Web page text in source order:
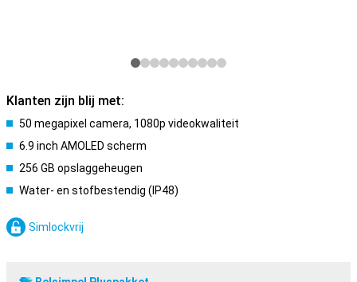
Klanten zijn blij met:
50 megapixel camera, 1080p videokwaliteit
6.9 inch AMOLED scherm
256 GB opslaggeheugen
Water- en stofbestendig (IP48)
Simlockvrij